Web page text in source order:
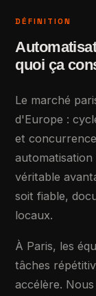
DÉFINITION
quoi ça
Le marché
d'Europe :
et
automatisation
véritable
soit fiable,
locaux.
À Paris, les
tâches
accélère.